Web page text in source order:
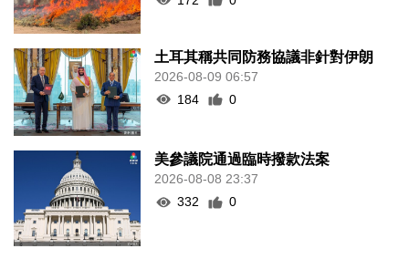
土耳其稱共同防務協議非針對伊朗
2026-08-09 06:57
184
0
美參議院通過臨時撥款法案
2026-08-08 23:37
332
0